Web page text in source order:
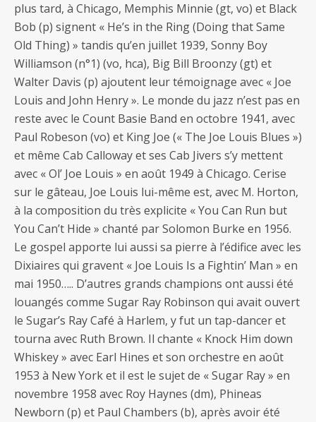
plus tard, à Chicago, Memphis Minnie (gt, vo) et Black
Bob (p) signent « He’s in the Ring (Doing that Same
Old Thing) » tandis qu’en juillet 1939, Sonny Boy
Williamson (n°1) (vo, hca), Big Bill Broonzy (gt) et
Walter Davis (p) ajoutent leur témoignage avec « Joe
Louis and John Henry ». Le monde du jazz n’est pas en
reste avec le Count Basie Band en octobre 1941, avec
Paul Robeson (vo) et King Joe (« The Joe Louis Blues »)
et même Cab Calloway et ses Cab Jivers s’y mettent
avec « Ol’ Joe Louis » en août 1949 à Chicago. Cerise
sur le gâteau, Joe Louis lui-même est, avec M. Horton,
à la composition du très explicite « You Can Run but
You Can’t Hide » chanté par Solomon Burke en 1956.
Le gospel apporte lui aussi sa pierre à l’édifice avec les
Dixiaires qui gravent « Joe Louis Is a Fightin’ Man » en
mai 1950….. D’autres grands champions ont aussi été
louangés comme Sugar Ray Robinson qui avait ouvert
le Sugar’s Ray Café à Harlem, y fut un tap-dancer et
tourna avec Ruth Brown. Il chante « Knock Him down
Whiskey » avec Earl Hines et son orchestre en août
1953 à New York et il est le sujet de « Sugar Ray » en
novembre 1958 avec Roy Haynes (dm), Phineas
Newborn (p) et Paul Chambers (b), après avoir été